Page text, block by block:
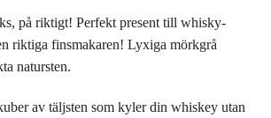
på riktigt! Perfekt present till whisky-
riktiga finsmakaren! Lyxiga mörkgrå
natursten.
av täljsten som kyler din whiskey utan